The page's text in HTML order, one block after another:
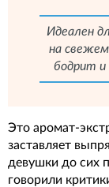
Идеален
на свежем
бодрит и
Это аромат-
заставляет
девушки до сих
говорили